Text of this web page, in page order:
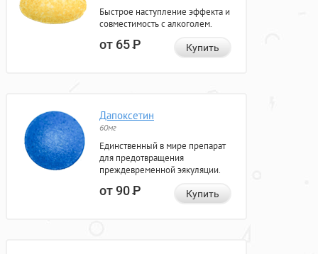
Быстрое наступление эффекта и
совместимость с алкоголем.
от 65Р Купить
Дапоксетин
60мг
Единственный в мире препарат
для предотвращения
преждевременной эякуляции.
от 90Р Купить